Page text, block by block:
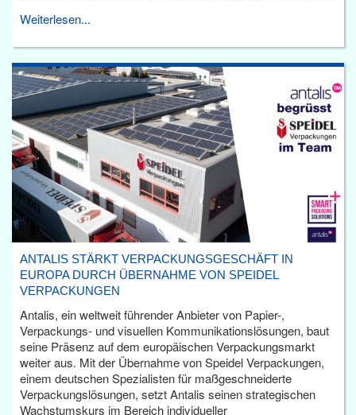
Weiterlesen...
ANTALIS STÄRKT VERPACKUNGSGESCHÄFT IN
EUROPA DURCH ÜBERNAHME VON SPEIDEL
VERPACKUNGEN
Antalis, ein weltweit führender Anbieter von Papier-,
Verpackungs- und visuellen Kommunikationslösungen, baut
seine Präsenz auf dem europäischen Verpackungsmarkt
weiter aus. Mit der Übernahme von Speidel Verpackungen,
einem deutschen Spezialisten für maßgeschneiderte
Verpackungslösungen, setzt Antalis seinen strategischen
Wachstumskurs im Bereich individueller